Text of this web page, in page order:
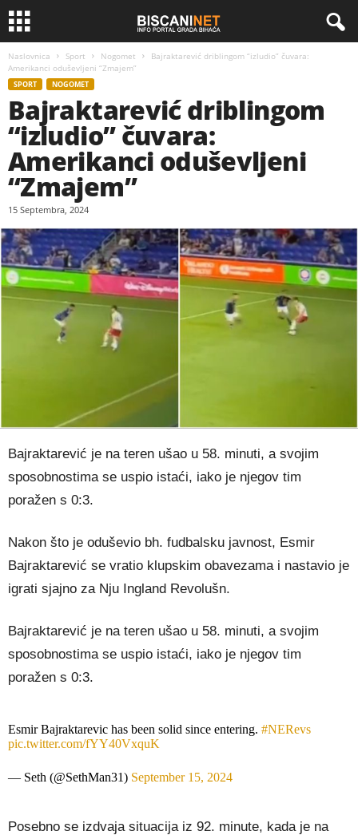
Naslovnica Sport Nogomet
Bajraktarević driblingom “izludio” čuvara:
Amerikanci oduševljeni “Zmajem”
SPORT NOGOMET
Bajraktarević driblingom
“izludio” čuvara:
Amerikanci oduševljeni
“Zmajem”
15 Septembra, 2024
Bajraktarević je na teren ušao u 58. minuti, a svojim
sposobnostima se uspio istaći, iako je njegov tim
poražen s 0:3.
Nakon što je oduševio bh. fudbalsku javnost, Esmir
Bajraktarević se vratio klupskim obavezama i nastavio je
igrati sjajno za Nju Ingland Revolušn.
Bajraktarević je na teren ušao u 58. minuti, a svojim
sposobnostima se uspio istaći, iako je njegov tim
poražen s 0:3.
Esmir Bajraktarevic has been solid since entering. #NERevs
pic.twitter.com/fYY40VxquK
— Seth (@SethMan31) September 15, 2024
Posebno se izdvaja situacija iz 92. minute, kada je na